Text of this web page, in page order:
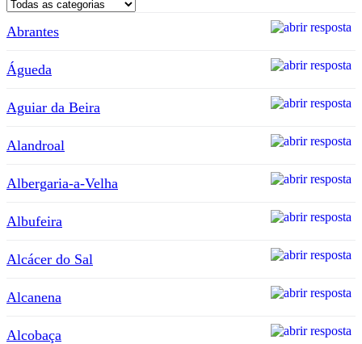
Abrantes
Águeda
Aguiar da Beira
Alandroal
Albergaria-a-Velha
Albufeira
Alcácer do Sal
Alcanena
Alcobaça